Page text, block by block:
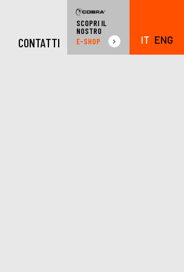
CONTATTI
SCOPRI IL
NOSTRO
E-SHOP
IT ENG